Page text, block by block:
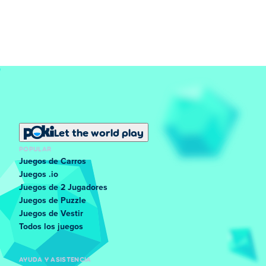
lo que convierte las volteretas seguras en una clave para
Puedes mejorar tu tiempo:
Haciendo volteretas en el momento adecuado
para terminar más rápido.
Recordando dónde aparecen las trampas para
poder evitarlas en la siguiente carrera.
Reiniciando el nivel si chocas pronto y pierdes
mucho tiempo.
Let the world play
POPULAR
Juegos de Carros
Juegos .io
Juegos de 2 Jugadores
Juegos de Puzzle
Juegos de Vestir
Todos los juegos
AYUDA Y ASISTENCIA